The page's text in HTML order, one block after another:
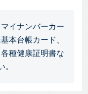
イナンバーカー
本台帳カード、
種健康証明書な
。